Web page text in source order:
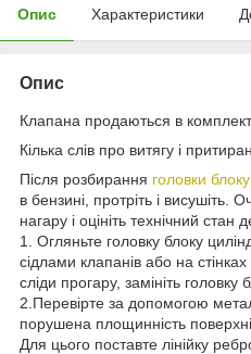
Опис Характеристики
Опис
Клапана продаються в
Кілька слів про витягу і
Після розбирання головки
в бензині, протріть і висушіть.
нагару і оцініть технічний стан
1. Огляньте головку блоку
сідлами клапанів або на
сліди прогару, замініть головку
2.Перевірте за допомогою
порушена площинність
Для цього поставте лінійку